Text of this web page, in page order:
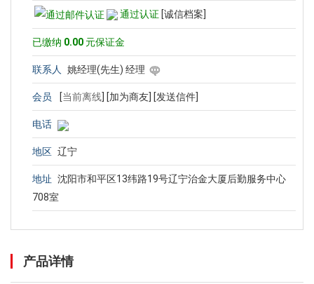
通过认证 [诚信档案]
已缴纳 0.00 元保证金
联系人 姚经理(先生) 经理
会员 [当前离线 [加为商友] [发送信件]
电话
地区 辽宁
地址 沈阳市和平区13纬路19号辽宁治金大厦后勤服务中心
708室
产品详情